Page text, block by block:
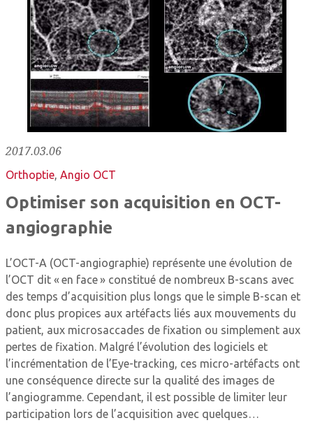
2017.03.06
Orthoptie, Angio OCT
Optimiser son acquisition en OCT-
angiographie
L’OCT-A (OCT-angiographie) représente une évolution de
l’OCT dit « en face » constitué de nombreux B-scans avec
des temps d’acquisition plus longs que le simple B-scan et
donc plus propices aux artéfacts liés aux mouvements du
patient, aux microsaccades de fixation ou simplement aux
pertes de fixation. Malgré l’évolution des logiciels et
l’incrémentation de l’Eye-tracking, ces micro-artéfacts ont
une conséquence directe sur la qualité des images de
l’angiogramme. Cependant, il est possible de limiter leur
participation lors de l’acquisition avec quelques…